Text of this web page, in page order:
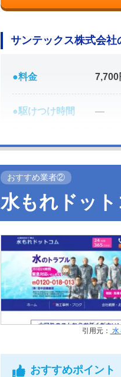
サンテックス株式会社
●料金 7,700
●駆けつけ時間 ―
●定休日 年中
●支払い方法
●保証・保険 ―
サンテックス株式会社
サンテックス株式会社は、
ビスを提供している業者で
おすすめ業者②
水もれドット
引用元： 水
おすすめポイント